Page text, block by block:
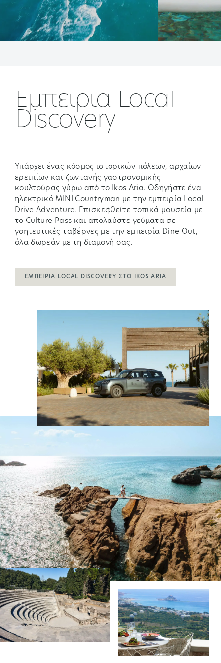
Εμπειρία Local
Discovery
Υπάρχει ένας κόσμος ιστορικών πόλεων, αρχαίων
ερειπίων και ζωντανής γαστρονομικής
κουλτούρας γύρω από το Ikos Aria. Οδηγήστε ένα
ηλεκτρικό MINI Countryman με την εμπειρία Local
Drive Adventure. Επισκεφθείτε τοπικά μουσεία με
το Culture Pass και απολαύστε γεύματα σε
γοητευτικές ταβέρνες με την εμπειρία Dine Out,
όλα δωρεάν με τη διαμονή σας.
ΕΜΠΕΙΡΊΑ LOCAL DISCOVERY ΣΤΟ IKOS ARIA